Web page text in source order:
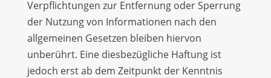
Verpflichtungen zur Entfernung oder Sperrung
der Nutzung von Informationen nach den
allgemeinen Gesetzen bleiben hiervon
unberührt. Eine diesbezügliche Haftung ist
jedoch erst ab dem Zeitpunkt der Kenntnis